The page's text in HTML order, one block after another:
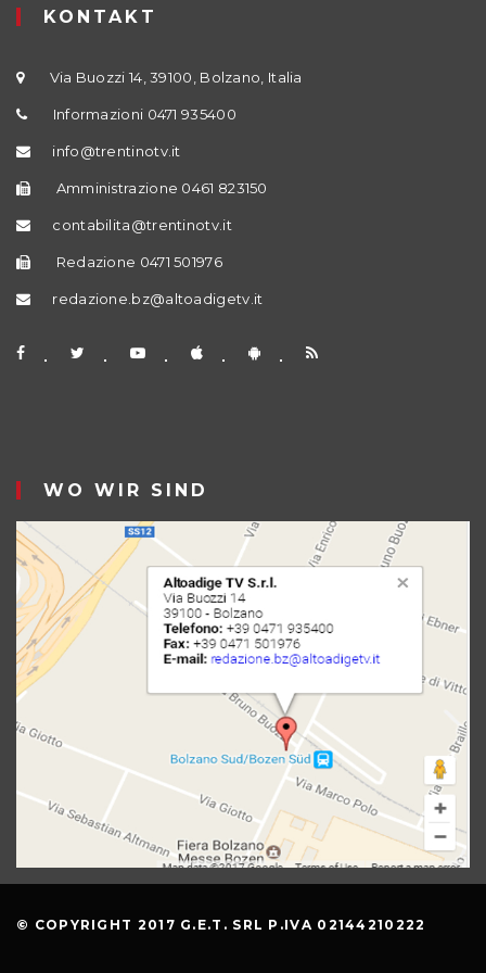
KONTAKT
Via Buozzi 14, 39100, Bolzano, Italia
Informazioni 0471 935400
info@trentinotv.it
Amministrazione 0461 823150
contabilita@trentinotv.it
Redazione 0471 501976
redazione.bz@altoadigetv.it
WO WIR SIND
© COPYRIGHT 2017 G.E.T. SRL P.IVA 02144210222